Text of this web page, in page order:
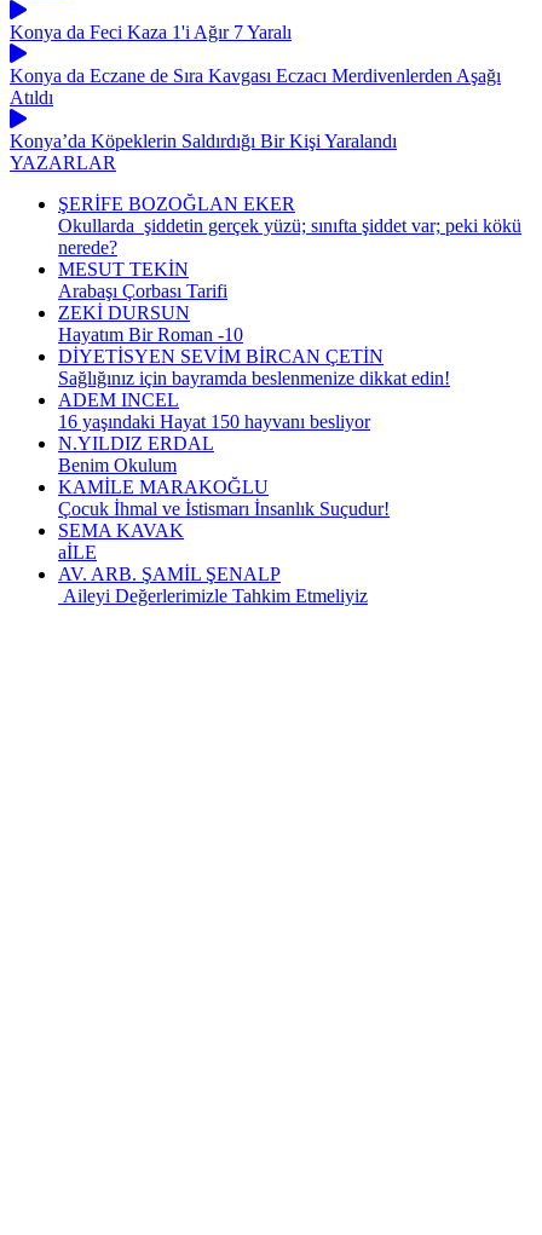
Konya da Feci Kaza 1'i Ağır 7 Yaralı
Konya da Eczane de Sıra Kavgası Eczacı Merdivenlerden Aşağı
Atıldı
Konya’da Köpeklerin Saldırdığı Bir Kişi Yaralandı
YAZARLAR
ŞERİFE BOZOĞLAN EKER
Okullarda şiddetin gerçek yüzü; sınıfta şiddet var; peki kökü
nerede?
MESUT TEKİN
Arabaşı Çorbası Tarifi
ZEKİ DURSUN
Hayatım Bir Roman -10
DİYETİSYEN SEVİM BİRCAN ÇETİN
Sağlığınız için bayramda beslenmenize dikkat edin!
ADEM INCEL
16 yaşındaki Hayat 150 hayvanı besliyor
N.YILDIZ ERDAL
Benim Okulum
KAMİLE MARAKOĞLU
Çocuk İhmal ve İstismarı İnsanlık Suçudur!
SEMA KAVAK
aİLE
AV. ARB. ŞAMİL ŞENALP
Aileyi Değerlerimizle Tahkim Etmeliyiz